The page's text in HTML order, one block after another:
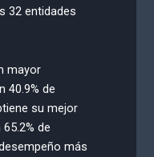
32 entidades
mayor
40.9% de
su mejor
de
más